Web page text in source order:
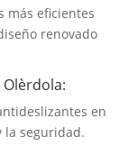
más eficientes
renovado
en
la seguridad.